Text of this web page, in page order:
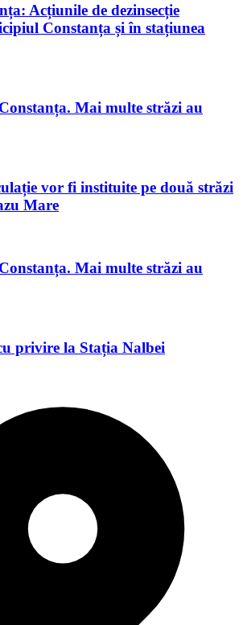
Acțiunile de dezinsecție
Constanța și în stațiunea
Mai multe străzi au
vor fi instituite pe două străzi
Mare
Mai multe străzi au
privire la Stația Nalbei